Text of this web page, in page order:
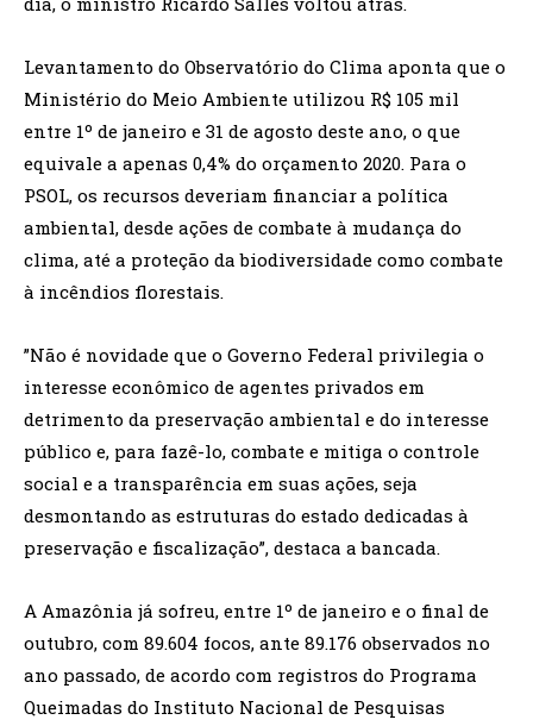
Levantamento do Observatório do Clima aponta que o
Ministério do Meio Ambiente utilizou R$ 105 mil
entre 1º de janeiro e 31 de agosto deste ano, o que
equivale a apenas 0,4% do orçamento 2020. Para o
PSOL, os recursos deveriam financiar a política
ambiental, desde ações de combate à mudança do
clima, até a proteção da biodiversidade como combate
à incêndios florestais.
”Não é novidade que o Governo Federal privilegia o
interesse econômico de agentes privados em
detrimento da preservação ambiental e do interesse
público e, para fazê-lo, combate e mitiga o controle
social e a transparência em suas ações, seja
desmontando as estruturas do estado dedicadas à
preservação e fiscalização”, destaca a bancada.
A Amazônia já sofreu, entre 1º de janeiro e o final de
outubro, com 89.604 focos, ante 89.176 observados no
ano passado, de acordo com registros do Programa
Queimadas do Instituto Nacional de Pesquisas